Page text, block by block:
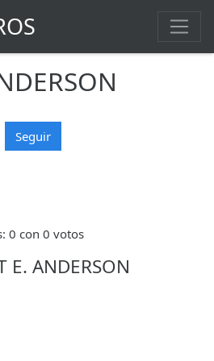
Seguir
0 con 0 votos
E. ANDERSON